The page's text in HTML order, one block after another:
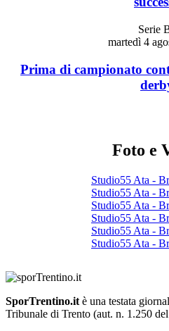
Serie
martedì 4
Prima di campionato
Foto e
Studio55 Ata -
Studio55 Ata -
Studio55 Ata -
Studio55 Ata -
Studio55 Ata -
Studio55 Ata -
SporTrentino.it è una testata
Tribunale di Trento (aut. n. 1.250